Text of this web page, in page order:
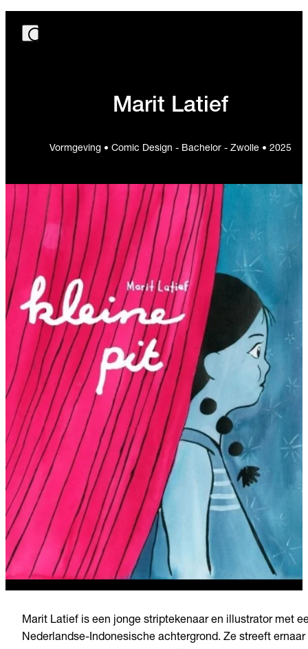
Marit Latief
Vormgeving • Comic Design - Bachelor - Zwolle • 2025
Marit Latief is een jonge striptekenaar en illustrator met
Nederlandse-Indonesische achtergrond. Ze streeft ernaar